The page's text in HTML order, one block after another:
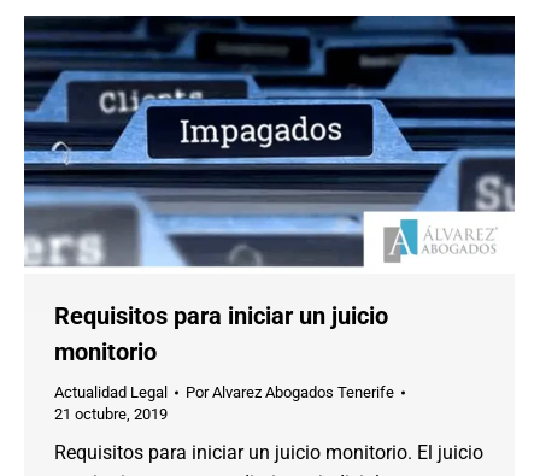
Requisitos para iniciar un juicio
monitorio
Actualidad Legal PorAlvarez Abogados Tenerife
21 octubre, 2019
Requisitos para iniciar un juicio monitorio. El juicio